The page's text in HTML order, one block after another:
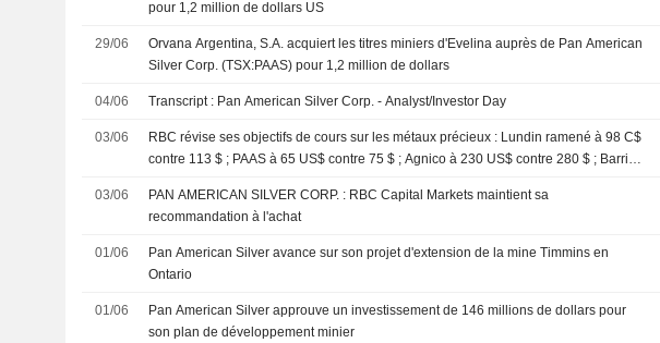
pour 1,2 million de dollars US
29/06
Orvana Argentina, S.A. acquiert les titres miniers d'Evelina auprès de Pan American
Silver Corp. (TSX:PAAS) pour 1,2 million de dollars
04/06 Transcript : Pan American Silver Corp. - Analyst/Investor Day
03/06
RBC révise ses objectifs de cours sur les métaux précieux : Lundin ramené à 98 C$
contre 113 $ ; PAAS à 65 US$ contre 75 $ ; Agnico à 230 US$ contre 280 $ ; Barrick
03/06
PAN AMERICAN SILVER CORP. : RBC Capital Markets maintient sa
recommandation à l'achat
01/06
Pan American Silver avance sur son projet d'extension de la mine Timmins en
Ontario
01/06
Pan American Silver approuve un investissement de 146 millions de dollars pour
son plan de développement minier